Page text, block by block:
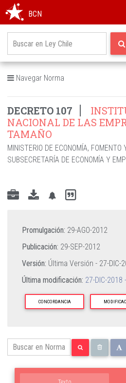
BCN
Navegar Norma
DECRETO 107
NACIONAL DE LAS
TAMAÑO
MINISTERIO DE ECONOMÍA, FOMENTO
SUBSECRETARÍA DE ECONOMÍA Y
Promulgación: 29-AGO-2012
Publicación: 29-SEP-2012
Versión: Última Versión - 27-DIC-
Última modificación: 27-DIC-
CONCORDANCIA